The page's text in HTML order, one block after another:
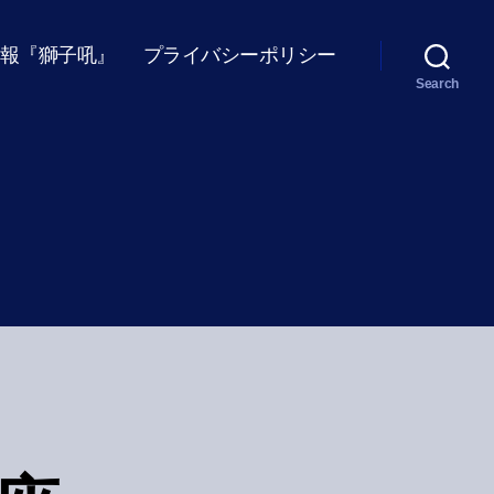
『獅子吼』 プライバシーポリシー
Search